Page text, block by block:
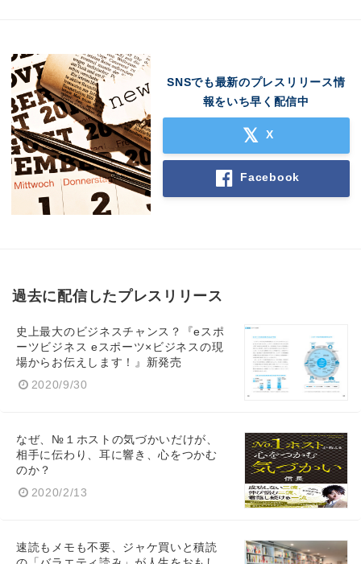
SNSでも最新のプレスリリース情
報をいち早く配信中
X
Facebook
過去に配信したプレスリリース
史上最大のビジネスチャンス？『eスポ
ーツビジネス eスポーツ×ビジネスの現
場からお伝えします！』新発売
2020/9/30
なぜ、№１ホストの気づかいだけが、
相手に伝わり、耳に響き、心をつかむ
のか？
2020/2/13
速読もメモも不要、ジャケ買いと積読